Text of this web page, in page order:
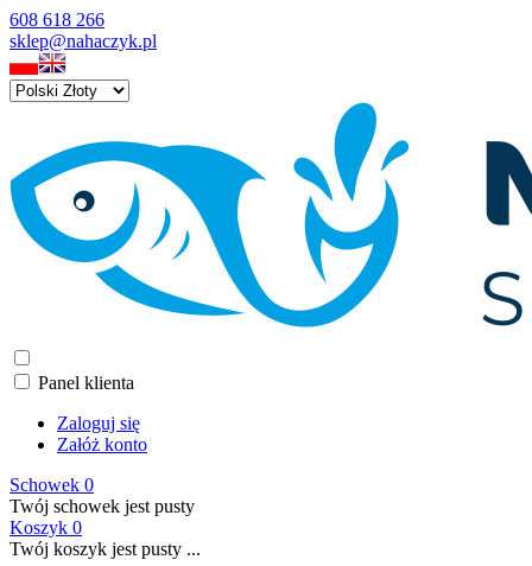
608 618 266
sklep@nahaczyk.pl
Panel klienta
Zaloguj się
Załóż konto
Schowek 0
Twój schowek jest pusty
Koszyk 0
Twój koszyk jest pusty ...